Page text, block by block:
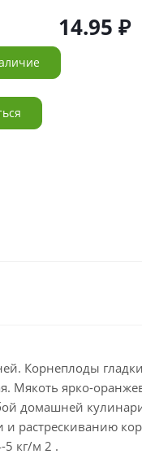
14.95
Корнеплоды
Мякоть ярко-
домашней
и растрескиванию
5 кг/м 2 .